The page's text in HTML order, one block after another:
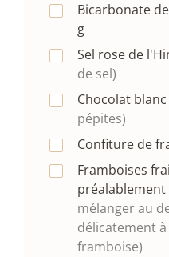
Bicarbonate
g
Sel rose de
de sel)
Chocolat blanc
pépites)
Confiture de
Framboises
préalablement
mélanger au
délicatement
framboise)